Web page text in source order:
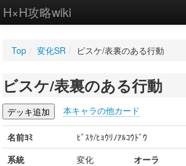
H×H攻略wiki
WIKI
設定
Top / 変化SR / ビスケ/表裏のある行動
ビスケ/表裏のある行動
本キャラの他カード
名前ﾖﾐ
ﾋﾞｽｹ/ﾋｮｳﾘﾉｱﾙｺｳﾄﾞｳ
系統
変化 オーラ